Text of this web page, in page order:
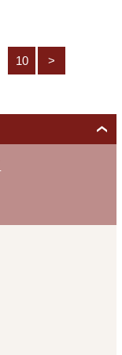
10 >